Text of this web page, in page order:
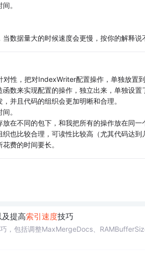
。
数据量大的时候速度会更慢，按你的解释说
对性，把对IndexWriter配置操作，单独放置
数来实现配置的操作，独立出来，单独设
并且代码的组织会更加明晰和合理。
。
在不同的包下，和我把所有的操作放在同
也比较合理，可读性比较高（尤其代码达
费的时间要长。
提高索引速度技巧
，包括调整MaxMergeDocs、